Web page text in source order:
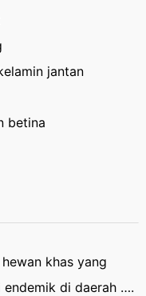
jantan
betina
khas yang
endemik di daerah ….